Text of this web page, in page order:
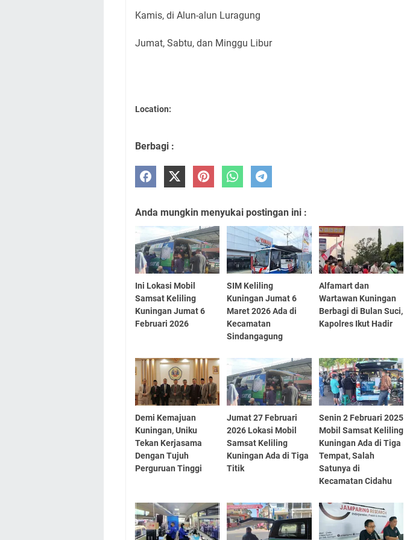
Kamis, di Alun-alun Luragung
Jumat, Sabtu, dan Minggu Libur
Location:
Berbagi :
Anda mungkin menyukai postingan ini :
Ini Lokasi Mobil
Samsat Keliling
Kuningan Jumat 6
Februari 2026
SIM Keliling
Kuningan Jumat 6
Maret 2026 Ada di
Kecamatan
Sindangagung
Alfamart dan
Wartawan Kuningan
Berbagi di Bulan Suci,
Kapolres Ikut Hadir
Demi Kemajuan
Kuningan, Uniku
Tekan Kerjasama
Dengan Tujuh
Perguruan Tinggi
Jumat 27 Februari
2026 Lokasi Mobil
Samsat Keliling
Kuningan Ada di Tiga
Titik
Senin 2 Februari 2025
Mobil Samsat Keliling
Kuningan Ada di Tiga
Tempat, Salah
Satunya di
Kecamatan Cidahu